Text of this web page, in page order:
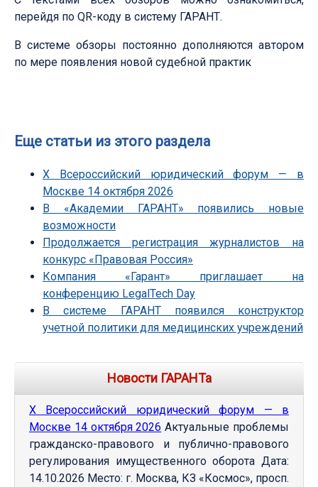
перейдя по QR-коду в систему ГАРАНТ.
В системе обзоры постоянно дополняются автором
по мере появления новой судебной практик
Еще статьи из этого раздела
Х Всероссийский юридический форум — в
Москве 14 октября 2026
В «Академии ГАРАНТ» появились новые
возможности
Продолжается регистрация журналистов на
конкурс «Правовая Россия»
Компания «Гарант» приглашает на
конференцию LegalTech Day
В системе ГАРАНТ появился конструктор
учетной политики для медицинских учреждений
Новости ГАРАНТа
Х Всероссийский юридический форум — в
Москве 14 октября 2026 Актуальные проблемы
гражданско-правового и публично-правового
регулирования имущественного оборота Дата:
14.10.2026 Место: г. Москва, КЗ «Космос», просп.